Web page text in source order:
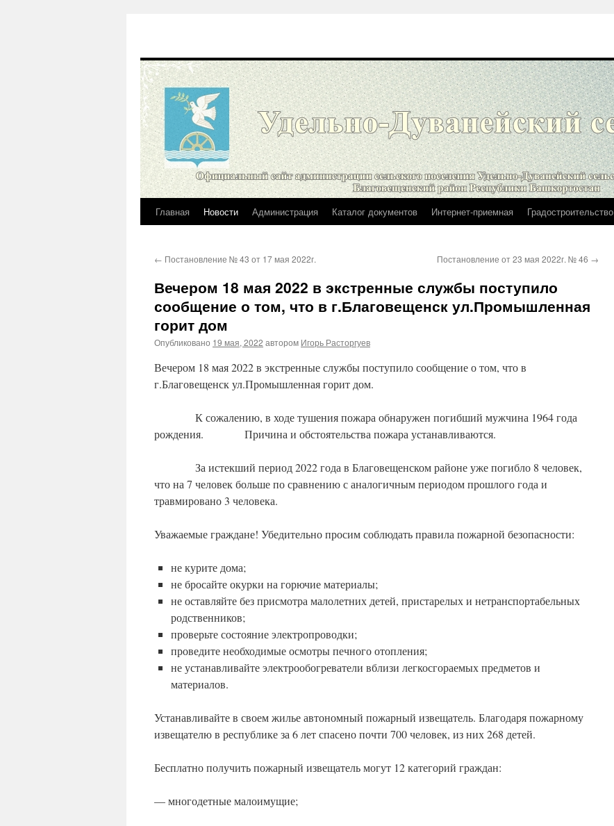
Перейти
содержимому
Главная Новости Администрация Каталог документов Интернет-приемная Градостроительство
← Постановление № 43 от 17 мая 2022г. Постановление от 23 мая 2022г. № 46 →
Вечером 18 мая 2022 в экстренные службы поступило
сообщение о том, что в г.Благовещенск ул.Промышленная
горит дом
Опубликовано 19 мая, 2022 автором Игорь Расторгуев
Вечером 18 мая 2022 в экстренные службы поступило сообщение о том, что в
г.Благовещенск ул.Промышленная горит дом.
К сожалению, в ходе тушения пожара обнаружен погибший мужчина 1964 года
рождения. Причина и обстоятельства пожара устанавливаются.
За истекший период 2022 года в Благовещенском районе уже погибло 8 человек,
что на 7 человек больше по сравнению с аналогичным периодом прошлого года и
травмировано 3 человека.
Уважаемые граждане! Убедительно просим соблюдать правила пожарной безопасности:
не курите дома;
не бросайте окурки на горючие материалы;
не оставляйте без присмотра малолетних детей, пристарелых и нетранспортабельных
родственников;
проверьте состояние электропроводки;
проведите необходимые осмотры печного отопления;
не устанавливайте электрообогреватели вблизи легкосгораемых предметов и
материалов.
Устанавливайте в своем жилье автономный пожарный извещатель. Благодаря пожарному
извещателю в республике за 6 лет спасено почти 700 человек, из них 268 детей.
Бесплатно получить пожарный извещатель могут 12 категорий граждан:
— многодетные малоимущие;